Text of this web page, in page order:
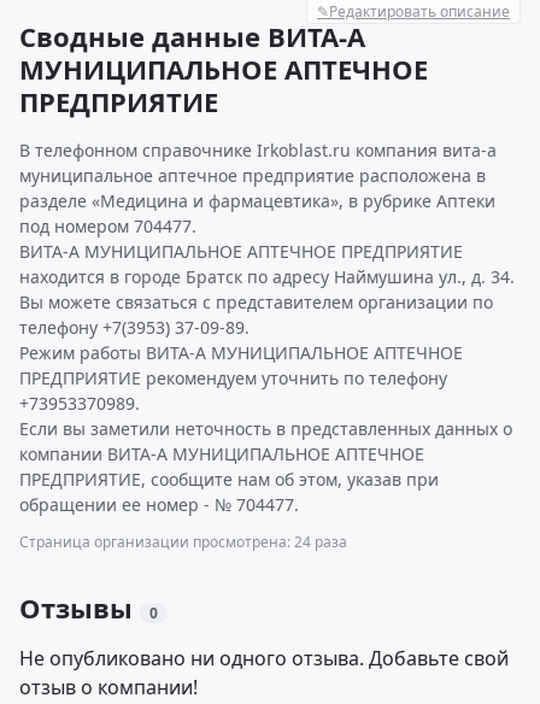
✎Редактировать описание
Сводные данные ВИТА-А
МУНИЦИПАЛЬНОЕ АПТЕЧНОЕ
ПРЕДПРИЯТИЕ
В телефонном справочнике Irkoblast.ru компания вита-а
муниципальное аптечное предприятие расположена в
разделе «Медицина и фармацевтика», в рубрике Аптеки
под номером 704477.
ВИТА-А МУНИЦИПАЛЬНОЕ АПТЕЧНОЕ ПРЕДПРИЯТИЕ
находится в городе Братск по адресу Наймушина ул., д. 34.
Вы можете связаться с представителем организации по
телефону +7(3953) 37-09-89.
Режим работы ВИТА-А МУНИЦИПАЛЬНОЕ АПТЕЧНОЕ
ПРЕДПРИЯТИЕ рекомендуем уточнить по телефону
+73953370989.
Если вы заметили неточность в представленных данных о
компании ВИТА-А МУНИЦИПАЛЬНОЕ АПТЕЧНОЕ
ПРЕДПРИЯТИЕ, сообщите нам об этом, указав при
обращении ее номер - № 704477.
Страница организации просмотрена: 24 раза
Отзывы 0
Не опубликовано ни одного отзыва. Добавьте свой
отзыв о компании!